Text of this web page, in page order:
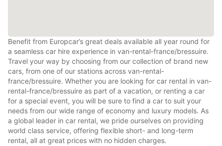
Benefit from Europcar’s great deals available all year round for
a seamless car hire experience in van-rental-france/bressuire.
Travel your way by choosing from our collection of brand new
cars, from one of our stations across van-rental-
france/bressuire. Whether you are looking for car rental in van-
rental-france/bressuire as part of a vacation, or renting a car
for a special event, you will be sure to find a car to suit your
needs from our wide range of economy and luxury models. As
a global leader in car rental, we pride ourselves on providing
world class service, offering flexible short- and long-term
rental, all at great prices with no hidden charges.